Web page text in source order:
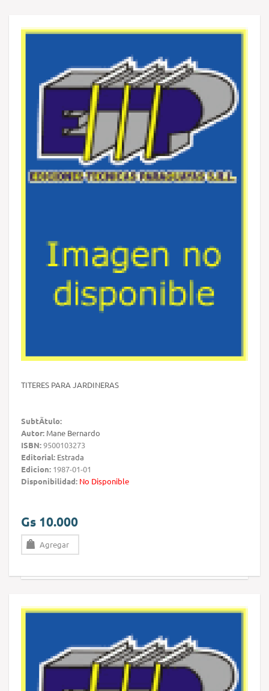
TITERES PARA JARDINERAS
SubtÃ­tulo:
Autor: Mane Bernardo
ISBN:9500103273
Editorial: Estrada
Edicion: 1987-01-01
Disponibilidad: No Disponible
Gs 10.000
Agregar